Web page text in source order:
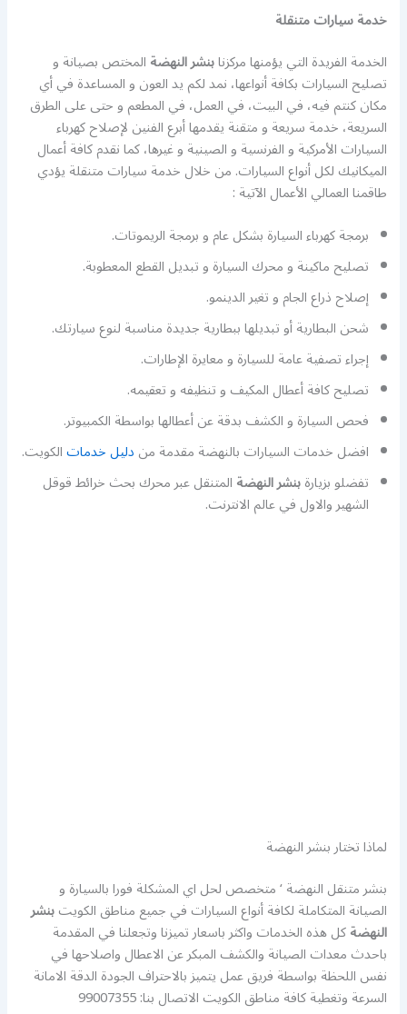
خدمة سيارات متنقلة
الخدمة الفريدة التي يؤمنها مركزنابنشر النهضةالمختص بصيانة و
تصليح السيارات بكافة أنواعها، نمد لكم يد العون و المساعدة في أي
مكان كنتم فيه، في البيت، في العمل، في المطعم و حتى على الطرق
السريعة، خدمة سريعة و متقنة يقدمها أبرع الفنين لإصلاح كهرباء
السيارات الأمركية و الفرنسية و الصينية و غيرها، كما نقدم كافة أعمال
الميكانيك لكل أنواع السيارات. من خلال خدمة سيارات متنقلة يؤدي
طاقمنا العمالي الأعمال الآتية :
برمجة كهرباء السيارة بشكل عام و برمجة الريموتات.
تصليح ماكينة و محرك السيارة و تبديل القطع المعطوبة.
إصلاح ذراع الجام و تغير الدينمو.
شحن البطارية أو تبديلها ببطارية جديدة مناسبة لنوع سيارتك.
إجراء تصفية عامة للسيارة و معايرة الإطارات.
تصليح كافة أعطال المكيف و تنظيفه و تعقيمه.
فحص السيارة و الكشف بدقة عن أعطالها بواسطة الكمبيوتر.
افضل خدمات السيارات بالنهضة مقدمة مندليل خدماتالكويت.
تفضلو بزيارةبنشر النهضةالمتنقل عبر محرك بحث خرائط قوقل
الشهير والاول في عالم الانترنت.
لماذا تختار بنشر النهضة
بنشر متنقل النهضة ‘ متخصص لحل اي المشكلة فورا بالسيارة و
الصيانة المتكاملة لكافة أنواع السيارات في جميع مناطق الكويتبنشر
النهضةكل هذه الخدمات واكثر باسعار تميزنا وتجعلنا في المقدمة
باحدث معدات الصيانة والكشف المبكر عن الاعطال واصلاحها في
نفس اللحظة بواسطة فريق عمل يتميز بالاحتراف الجودة الدقة الامانة
السرعة وتغطية كافة مناطق الكويت الاتصال بنا: 99007355